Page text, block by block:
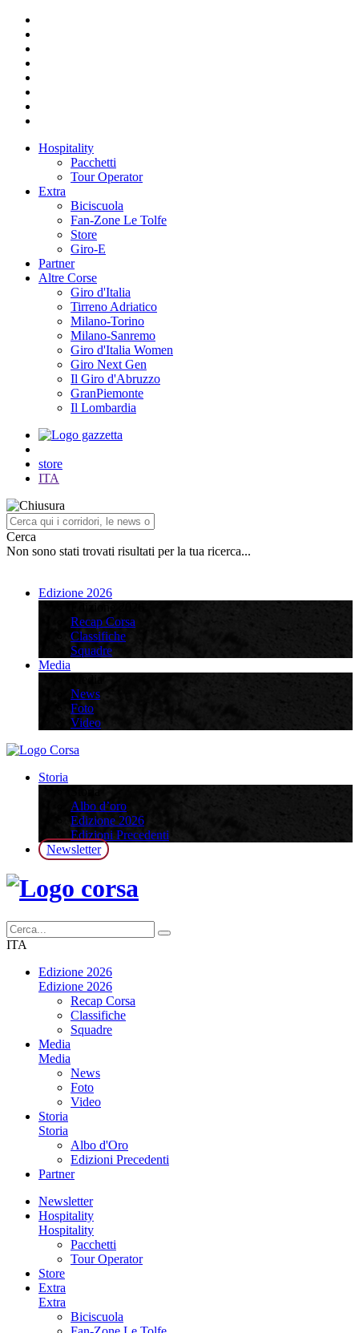
Hospitality
Pacchetti
Tour Operator
Extra
Biciscuola
Fan-Zone Le Tolfe
Store
Giro-E
Partner
Altre Corse
Giro d'Italia
Tirreno Adriatico
Milano-Torino
Milano-Sanremo
Giro d'Italia Women
Giro Next Gen
Il Giro d'Abruzzo
GranPiemonte
Il Lombardia
store
ITA
Cerca
Non sono stati trovati risultati per la tua ricerca...
Edizione 2026
Recap Corsa
Classifiche
Squadre
Media
News
Foto
Video
Storia
Albo d’oro
Edizione 2026
Edizioni Precedenti
Newsletter
ITA
Edizione 2026
Edizione 2026
Recap Corsa
Classifiche
Squadre
Media
Media
News
Foto
Video
Storia
Storia
Albo d'Oro
Edizioni Precedenti
Partner
Newsletter
Hospitality
Hospitality
Pacchetti
Tour Operator
Store
Extra
Extra
Biciscuola